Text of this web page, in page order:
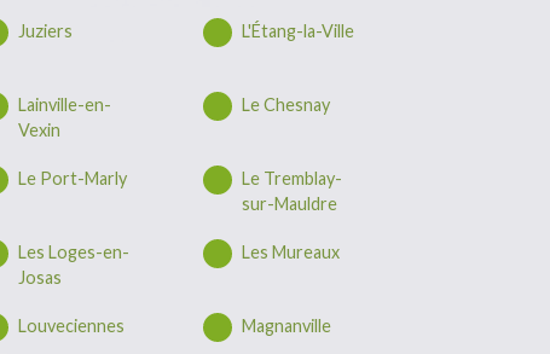
Juziers L'Étang-la-Ville
Lainville-en-
Vexin
Le Chesnay
Le Port-Marly
Le Tremblay-
sur-Mauldre
Les Loges-en-
Josas
Les Mureaux
Louveciennes Magnanville